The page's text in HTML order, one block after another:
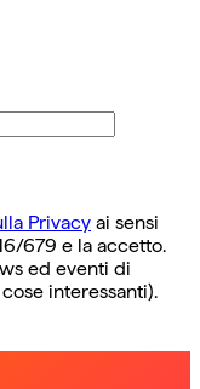
Privacy ai sensi
679 e la accetto.
ed eventi di
interessanti).